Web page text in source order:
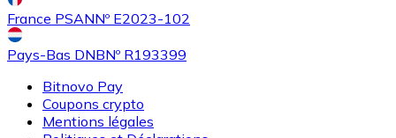
France PSANNº E2023-102
Pays-Bas DNBNº R193399
Bitnovo Pay
Coupons crypto
Mentions légales